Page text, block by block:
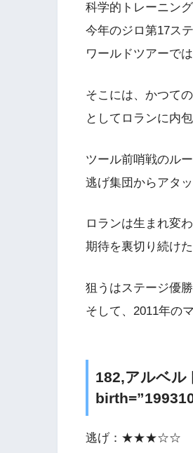
科学的トレーニン
今年のジロ第17ス
ワールドツアーで
そこには、かつて
としてロランに内
ツール前哨戦のル
逃げ集団からアタ
ロランは生まれ変わ
期待を裏切り続け
狙うはステージ優勝
そして、2011年の
182,アルベル
逃げ：★★★☆☆